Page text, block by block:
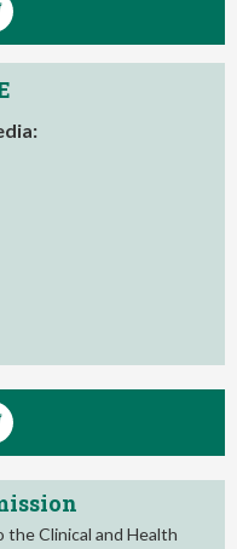
Clinical and Health